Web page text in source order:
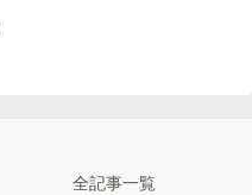
全記事一覧